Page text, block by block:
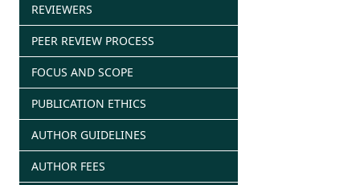
REVIEWERS
PEER REVIEW PROCESS
FOCUS AND SCOPE
PUBLICATION ETHICS
AUTHOR GUIDELINES
AUTHOR FEES